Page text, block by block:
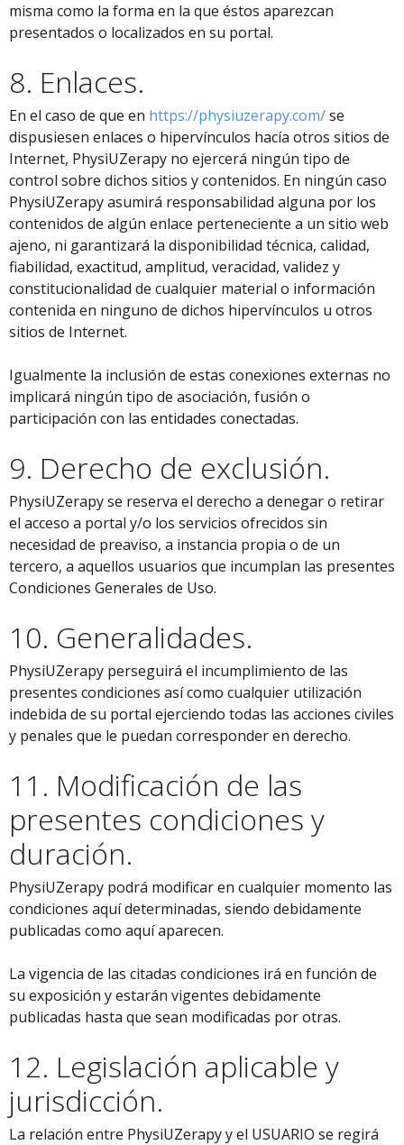
misma como la forma en la que éstos aparezcan
presentados o localizados en su portal.
8. Enlaces.
En el caso de que en https://physiuzerapy.com/se
dispusiesen enlaces o hipervínculos hacía otros sitios de
Internet, PhysiUZerapy no ejercerá ningún tipo de
control sobre dichos sitios y contenidos. En ningún caso
PhysiUZerapy asumirá responsabilidad alguna por los
contenidos de algún enlace perteneciente a un sitio web
ajeno, ni garantizará la disponibilidad técnica, calidad,
fiabilidad, exactitud, amplitud, veracidad, validez y
constitucionalidad de cualquier material o información
contenida en ninguno de dichos hipervínculos u otros
sitios de Internet.
Igualmente la inclusión de estas conexiones externas no
implicará ningún tipo de asociación, fusión o
participación con las entidades conectadas.
9. Derecho de exclusión.
PhysiUZerapy se reserva el derecho a denegar o retirar
el acceso a portal y/o los servicios ofrecidos sin
necesidad de preaviso, a instancia propia o de un
tercero, a aquellos usuarios que incumplan las presentes
Condiciones Generales de Uso.
10. Generalidades.
PhysiUZerapy perseguirá el incumplimiento de las
presentes condiciones así como cualquier utilización
indebida de su portal ejerciendo todas las acciones civiles
y penales que le puedan corresponder en derecho.
11. Modificación de las
presentes condiciones y
duración.
PhysiUZerapy podrá modificar en cualquier momento las
condiciones aquí determinadas, siendo debidamente
publicadas como aquí aparecen.
La vigencia de las citadas condiciones irá en función de
su exposición y estarán vigentes debidamente
publicadas hasta que sean modificadas por otras.
12. Legislación aplicable y
jurisdicción.
La relación entre PhysiUZerapy y el USUARIO se regirá